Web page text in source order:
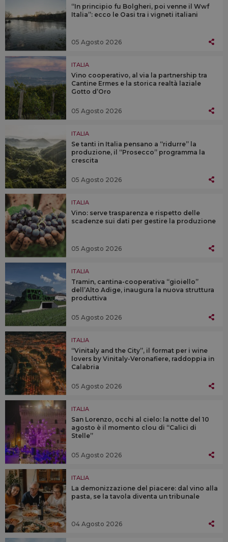
“In principio fu Bolgheri, poi venne il Wwf
Italia”: ecco le Oasi tra i vigneti italiani
05 Agosto 2026
ITALIA
Vino cooperativo, al via la partnership tra
Cantine Ermes e la storica realtà laziale
Gotto d’Oro
05 Agosto 2026
ITALIA
Se tanti in Italia pensano a “ridurre” la
produzione, il “Prosecco” programma la
crescita
05 Agosto 2026
ITALIA
Vino: serve trasparenza e rispetto delle
scadenze sui dati per gestire la produzione
05 Agosto 2026
ITALIA
Tramin, cantina-cooperativa “gioiello”
dell’Alto Adige, inaugura la nuova struttura
produttiva
05 Agosto 2026
ITALIA
“Vinitaly and the City”, il format per i wine
lovers by Vinitaly-Veronafiere, raddoppia in
Calabria
05 Agosto 2026
ITALIA
San Lorenzo, occhi al cielo: la notte del 10
agosto è il momento clou di “Calici di
Stelle”
05 Agosto 2026
ITALIA
La demonizzazione del piacere: dal vino alla
pasta, se la tavola diventa un tribunale
04 Agosto 2026